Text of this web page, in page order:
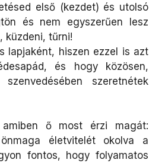
első (kezdet) és utolsó
és nem egyszerűen lesz
küzdeni, tűrni!
lapjaként, hiszen ezzel is azt
és hogy közösen,
szeretnétek
ő most érzi magát:
életvitelét okolva a
fontos, hogy folyamatos